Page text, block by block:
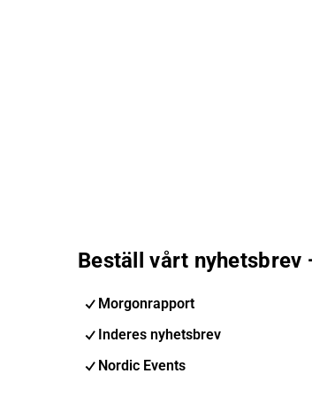
Beställ vårt
Morgonrapport
Inderes nyhetsbrev
Nordic Events